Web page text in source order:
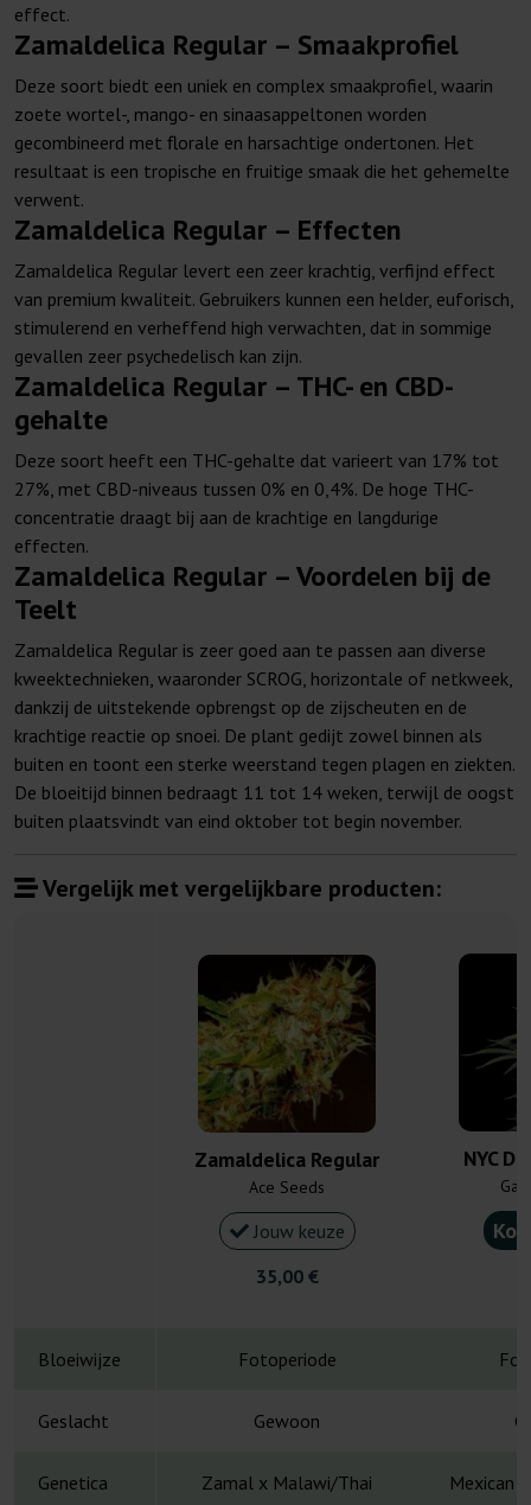
effect.
Zamaldelica Regular – Smaakprofiel
Deze soort biedt een uniek en complex smaakprofiel, waarin
zoete wortel-, mango- en sinaasappeltonen worden
gecombineerd met florale en harsachtige ondertonen. Het
resultaat is een tropische en fruitige smaak die het gehemelte
verwent.
Zamaldelica Regular – Effecten
Zamaldelica Regular levert een zeer krachtig, verfijnd effect
van premium kwaliteit. Gebruikers kunnen een helder, euforisch,
stimulerend en verheffend high verwachten, dat in sommige
gevallen zeer psychedelisch kan zijn.
Zamaldelica Regular – THC- en CBD-
gehalte
Deze soort heeft een THC-gehalte dat varieert van 17% tot
27%, met CBD-niveaus tussen 0% en 0,4%. De hoge THC-
concentratie draagt bij aan de krachtige en langdurige
effecten.
Zamaldelica Regular – Voordelen bij de
Teelt
Zamaldelica Regular is zeer goed aan te passen aan diverse
kweektechnieken, waaronder SCROG, horizontale of netkweek,
dankzij de uitstekende opbrengst op de zijscheuten en de
krachtige reactie op snoei. De plant gedijt zowel binnen als
buiten en toont een sterke weerstand tegen plagen en ziekten.
De bloeitijd binnen bedraagt 11 tot 14 weken, terwijl de oogst
buiten plaatsvindt van eind oktober tot begin november.
Vergelijk met vergelijkbare producten:
Zamaldelica Regular
Ace Seeds
Jouw keuze
35,00 €
NYC
Bloeiwijze Fotoperiode
Geslacht Gewoon
Genetica Zamal x Malawi/Thai Mexican